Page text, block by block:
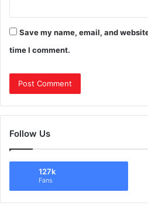
Save my name, email, and
time I comment.
Follow Us
127k
Fans